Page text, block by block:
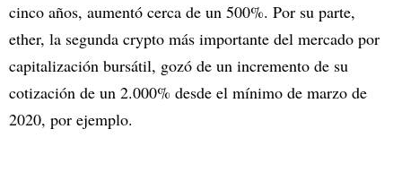
cinco años, aumentó cerca de un 500%. Por su parte,
ether, la segunda crypto más importante del mercado por
capitalización bursátil, gozó de un incremento de su
cotización de un 2.000% desde el mínimo de marzo de
2020, por ejemplo.